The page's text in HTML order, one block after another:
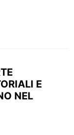
E
NEL